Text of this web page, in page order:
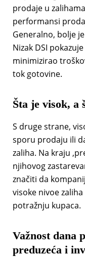
prodaje u
performansi
Generalno, bolje
Nizak DSI
minimizirao
tok gotovine.
Šta je visok, a
S druge strane,
sporu prodaju ili
zaliha. Na kraju
njihovog
značiti da
visoke nivoe
potražnju kupaca.
Važnost dana
preduzeća i